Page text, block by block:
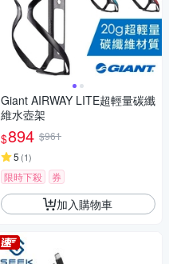
Giant AIRWAY LITE超輕量碳纖
維水壺架
$894 $961
5 (1)
限時下殺 券
加入購物車